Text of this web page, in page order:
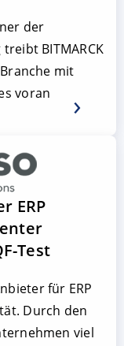
der
BITMARCK
mit
voran
ERP
Test
für ERP
Durch den
viel